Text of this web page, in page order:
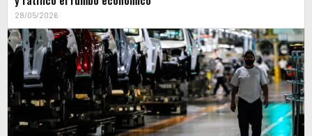
28/05/2026